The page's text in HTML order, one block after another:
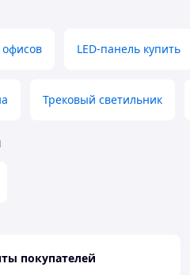
LЕD-панель купить
Трековый светильник
покупателей